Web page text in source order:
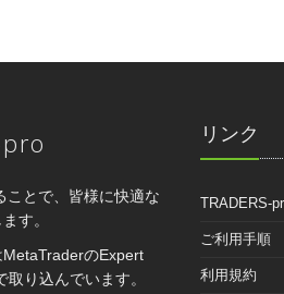
pro
ことで、皆様に快適な
す。
MetaTraderのExpert
り込んでいます。
リンク
TRADERS-
ご利用手順
利用規約